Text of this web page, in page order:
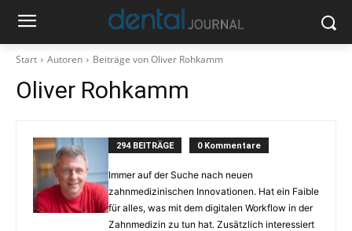
Start Autoren Beiträge von Oliver Rohkamm
Oliver Rohkamm
294 BEITRÄGE 0 Kommentare
Immer auf der Suche nach neuen
zahnmedizinischen Innovationen. Hat ein Faible
für alles, was mit dem digitalen Workflow in der
Zahnmedizin zu tun hat. Zusätzlich interessiert